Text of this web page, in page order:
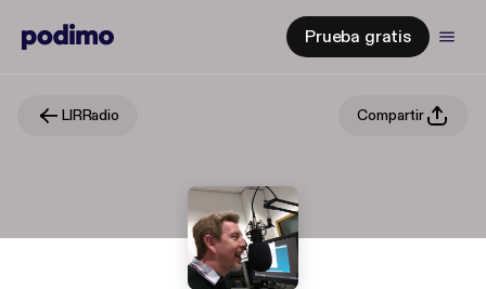
Prueba gratis
LIRRadio Compartir